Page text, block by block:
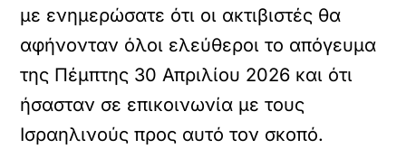
με ενημερώσατε ότι οι ακτιβιστές θα
αφήνονταν όλοι ελεύθεροι το απόγευμα
της Πέμπτης 30 Απριλίου 2026 και ότι
ήσασταν σε επικοινωνία με τους
Ισραηλινούς προς αυτό τον σκοπό.